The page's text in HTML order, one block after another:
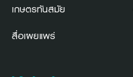
เกษตรทันสมัย
สื่อเผยแพร่